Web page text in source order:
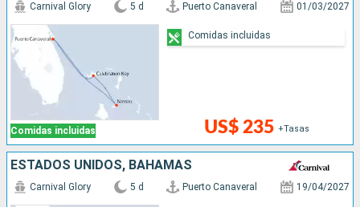
Comidas incluidas
Carnival Glory 5 d Puerto Canaveral 01/03/2027
US$ 235 +Tasas
Comidas incluidas
ESTADOS UNIDOS, BAHAMAS
Carnival Glory 5 d Puerto Canaveral 19/04/2027